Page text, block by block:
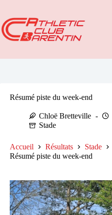
contenu
Résumé piste du week-end
Chloë Bretteville
Stade
Accueil Résultats
Stade
Résumé piste du week-end